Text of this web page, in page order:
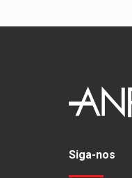
Siga-nos